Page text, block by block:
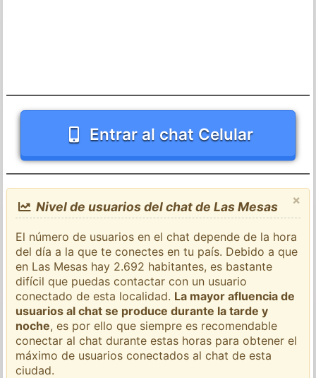
Entrar al chat Celular
×
Nivel de usuarios del chat de Las Mesas
El número de usuarios en el chat depende de la hora
del día a la que te conectes en tu país. Debido a que
en Las Mesas hay 2.692 habitantes, es bastante
difícil que puedas contactar con un usuario
conectado de esta localidad. La mayor afluencia de
usuarios al chat se produce durante la tarde y
noche, es por ello que siempre es recomendable
conectar al chat durante estas horas para obtener el
máximo de usuarios conectados al chat de esta
ciudad.